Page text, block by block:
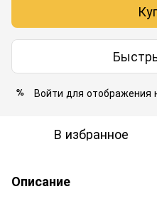
% Войти для отображения
В избранное
Описание